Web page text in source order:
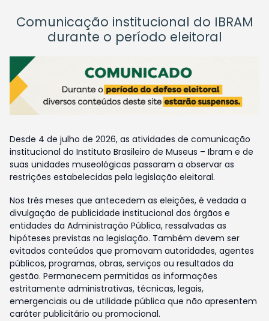
Comunicação institucional do IBRAM
durante o período eleitoral
Desde 4 de julho de 2026, as atividades de comunicação
institucional do Instituto Brasileiro de Museus – Ibram e de
suas unidades museológicas passaram a observar as
restrições estabelecidas pela legislação eleitoral.
Nos três meses que antecedem as eleições, é vedada a
divulgação de publicidade institucional dos órgãos e
entidades da Administração Pública, ressalvadas as
hipóteses previstas na legislação. Também devem ser
evitados conteúdos que promovam autoridades, agentes
públicos, programas, obras, serviços ou resultados da
gestão. Permanecem permitidas as informações
estritamente administrativas, técnicas, legais,
emergenciais ou de utilidade pública que não apresentem
caráter publicitário ou promocional.